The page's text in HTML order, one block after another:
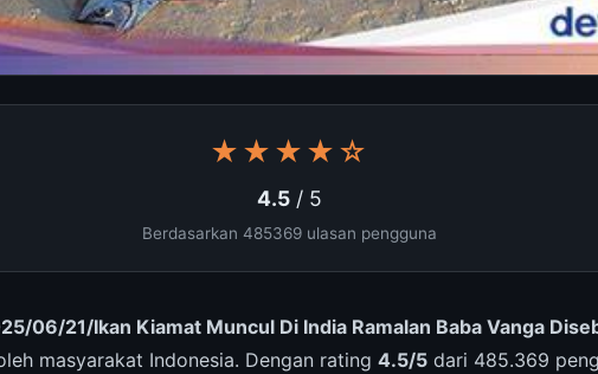
★★★★☆
4.5/ 5
Berdasarkan 485369 ulasan pengguna
06/21/Ikan Kiamat Muncul Di India Ramalan Baba Vanga
masyarakat Indonesia. Dengan rating 4.5/5 dari 485.369